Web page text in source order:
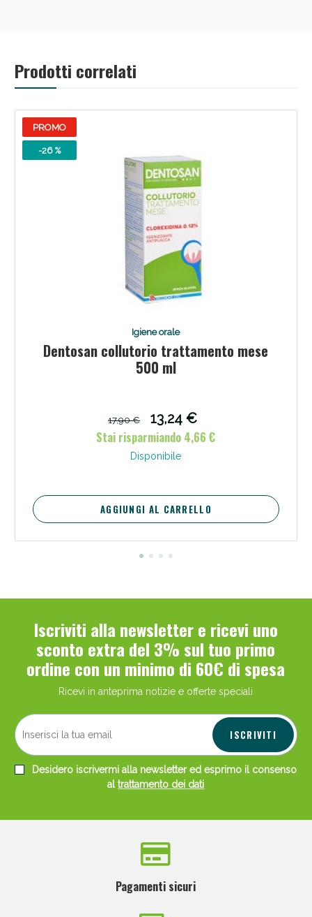
Prodotti correlati
PROMO
-26 %
Igiene orale
Dentosan collutorio trattamento mese
500 ml
17,90 €
13,24 €
Stai risparmiando 4,66 €
Disponibile
AGGIUNGI AL CARRELLO
Iscriviti alla newsletter e ricevi uno
sconto extra del 3% sul tuo primo
ordine con un minimo di 60€ di spesa
Ricevi in anteprima notizie e offerte speciali
ISCRIVITI
Desidero iscrivermi alla newsletter ed esprimo il consenso
altrattamento dei dati
Pagamenti sicuri
Scopri le offerte di Oggi